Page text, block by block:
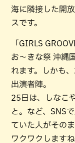
海に隣接した開
スです。
「GIRLS
お〜きな祭 沖縄
れます。しかも
出演者陣。
25日は、しなこ
と。など、SNS
ていた人がその
ワクワクしますね